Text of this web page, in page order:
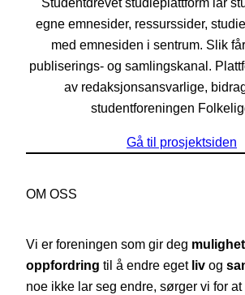
egne emnesider, ressurssider,
med emnesiden i sentrum. Slik
publiserings- og samlingskanal.
av redaksjonsansvarlige,
studentforeningen
Gå til prosjektsiden
OM OSS
Vi er foreningen som gir deg mulighet
oppfordring til å endre eget liv og
noe ikke lar seg endre, sørger vi for